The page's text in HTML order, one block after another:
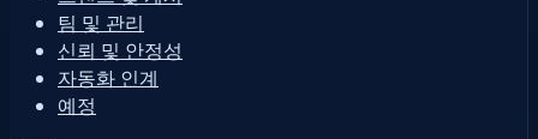
팀 및 관리
신뢰 및 안정성
자동화 인계
예정